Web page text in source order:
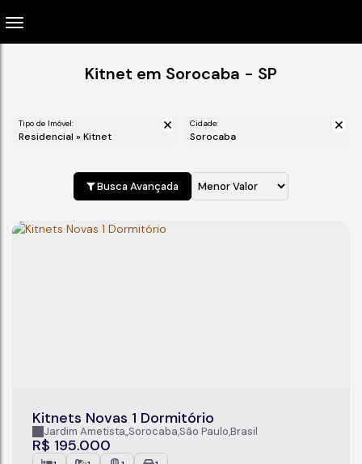
Kitnet em Sorocaba - SP
Tipo de Imóvel:
Residencial » Kitnet
Cidade:
Sorocaba
Busca Avançada
Kitnets Novas 1 Dormitório
R$ 195.000
Jardim Ametista,Sorocaba,São Paulo,Brasil